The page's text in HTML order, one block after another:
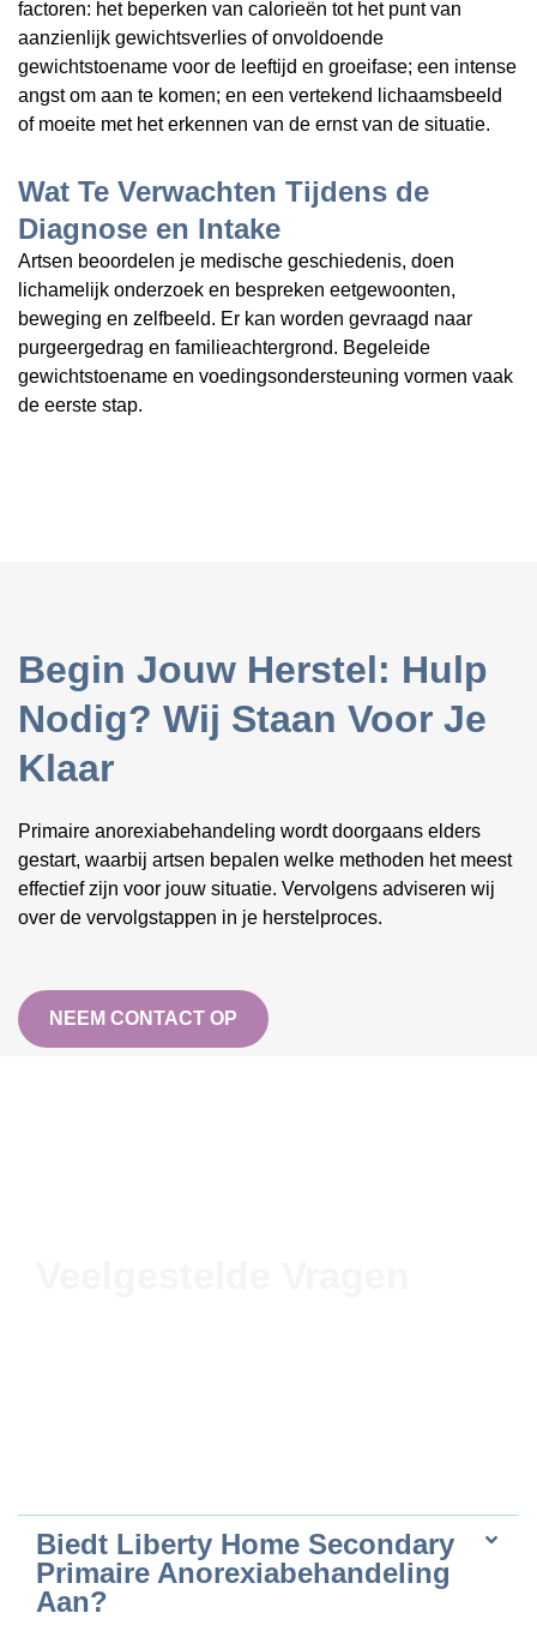
factoren: het beperken van calorieën tot het punt van
aanzienlijk gewichtsverlies of onvoldoende
gewichtstoename voor de leeftijd en groeifase; een intense
angst om aan te komen; en een vertekend lichaamsbeeld
of moeite met het erkennen van de ernst van de situatie.
Wat Te Verwachten Tijdens de
Diagnose en Intake
Artsen beoordelen je medische geschiedenis, doen
lichamelijk onderzoek en bespreken eetgewoonten,
beweging en zelfbeeld. Er kan worden gevraagd naar
purgeergedrag en familieachtergrond. Begeleide
gewichtstoename en voedingsondersteuning vormen vaak
de eerste stap.
Begin Jouw Herstel: Hulp
Nodig? Wij Staan Voor Je
Klaar
Primaire anorexiabehandeling wordt doorgaans elders
gestart, waarbij artsen bepalen welke methoden het meest
effectief zijn voor jouw situatie. Vervolgens adviseren wij
over de vervolgstappen in je herstelproces.
NEEM CONTACT OP
Biedt Liberty Home Secondary
Primaire Anorexiabehandeling
Aan?